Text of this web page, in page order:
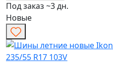
Под заказ ~3 дн.
Новые